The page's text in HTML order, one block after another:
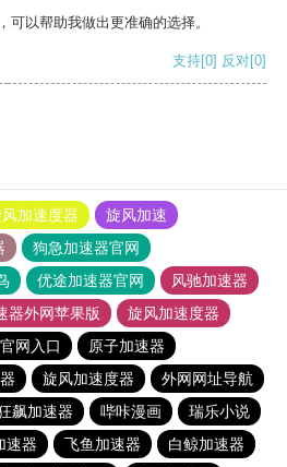
可以帮助我做出更准确的选择。
支持[0] 反对[0]
加速度器
旋风加速
狗急加速器官网
优途加速器官网
风驰加速器
器外网苹果版
旋风加速度器
网入口
原子加速器
旋风加速度器
外网网址导航
飙加速器 哔咔漫画
瑞乐小说
速器 飞鱼加速器
白鲸加速器